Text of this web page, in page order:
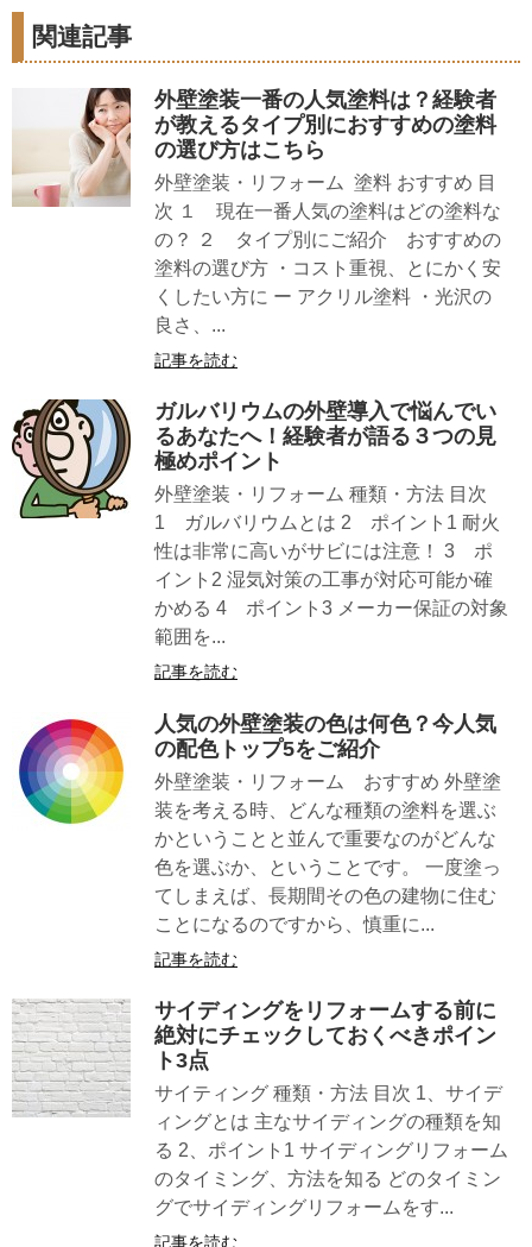
関連記事
外壁塗装一番の人気塗料は？経験者
が教えるタイプ別におすすめの塗料
の選び方はこちら
外壁塗装・リフォーム 塗料 おすすめ 目
次 １ 現在一番人気の塗料はどの塗料な
の？ ２ タイプ別にご紹介 おすすめの
塗料の選び方 ・コスト重視、とにかく安
くしたい方に ー アクリル塗料 ・光沢の
良さ、...
記事を読む
ガルバリウムの外壁導入で悩んでい
るあなたへ！経験者が語る３つの見
極めポイント
外壁塗装・リフォーム 種類・方法 目次
1 ガルバリウムとは 2 ポイント1 耐火
性は非常に高いがサビには注意！ 3 ポ
イント2 湿気対策の工事が対応可能か確
かめる 4 ポイント3 メーカー保証の対象
範囲を...
記事を読む
人気の外壁塗装の色は何色？今人気
の配色トップ5をご紹介
外壁塗装・リフォーム おすすめ 外壁塗
装を考える時、どんな種類の塗料を選ぶ
かということと並んで重要なのがどんな
色を選ぶか、ということです。 一度塗っ
てしまえば、長期間その色の建物に住む
ことになるのですから、慎重に...
記事を読む
サイディングをリフォームする前に
絶対にチェックしておくべきポイン
ト3点
サイティング 種類・方法 目次 1、サイデ
ィングとは 主なサイディングの種類を知
る 2、ポイント1 サイディングリフォーム
のタイミング、方法を知る どのタイミン
グでサイディングリフォームをす...
記事を読む